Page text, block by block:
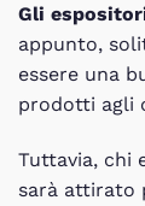
Gli
appunto,
essere una
prodotti agli
Tuttavia, chi
sarà attirato